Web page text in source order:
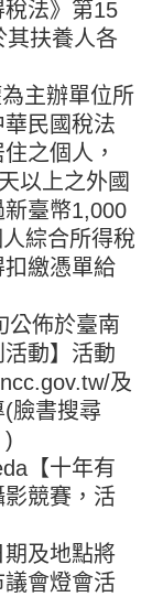
法》第15
其扶養人各
主辦單位所
民國稅法
之個人，
以上之外國
臺幣1,000
綜合所得稅
繳憑單給
公佈於臺南
動】活動
及
臉書搜尋
)
【十年有
競賽，活
及地點將
會燈會活